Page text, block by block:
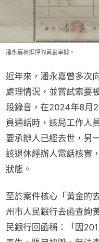
潘永嘉被扣押的黃金單據。
近年來，潘永嘉曾多次
處理情況，並嘗試索要
段錄音，在2024年8月
員通話時，該局工作人
要承辦人已經去世，另
該退休經辦人電話核實
狀態。
至於案件核心「黃金的
州市人民銀行去函查詢
民銀行回函稱：「因